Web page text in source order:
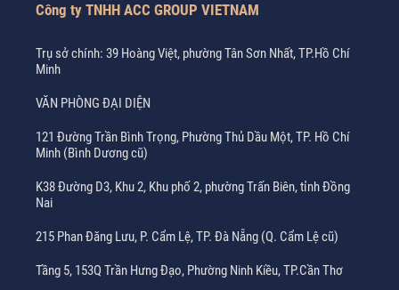
Công ty TNHH ACC GROUP VIETNAM
Trụ sở chính: 39 Hoàng Việt, phường Tân Sơn Nhất, TP.Hồ Chí
Minh
VĂN PHÒNG ĐẠI DIỆN
121 Đường Trần Bình Trọng, Phường Thủ Dầu Một, TP. Hồ Chí
Minh (Bình Dương cũ)
K38 Đường D3, Khu 2, Khu phố 2, phường Trấn Biên, tỉnh Đồng
Nai
215 Phan Đăng Lưu, P. Cẩm Lệ, TP. Đà Nẵng (Q. Cẩm Lệ cũ)
Tầng 5, 153Q Trần Hưng Đạo, Phường Ninh Kiều, TP.Cần Thơ